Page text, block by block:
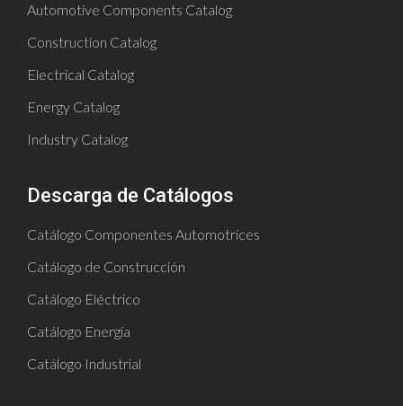
Automotive Components Catalog
Construction Catalog
Electrical Catalog
Energy Catalog
Industry Catalog
Descarga de Catálogos
Catálogo Componentes Automotrices
Catálogo de Construcción
Catálogo Eléctrico
Catálogo Energía
Catálogo Industrial